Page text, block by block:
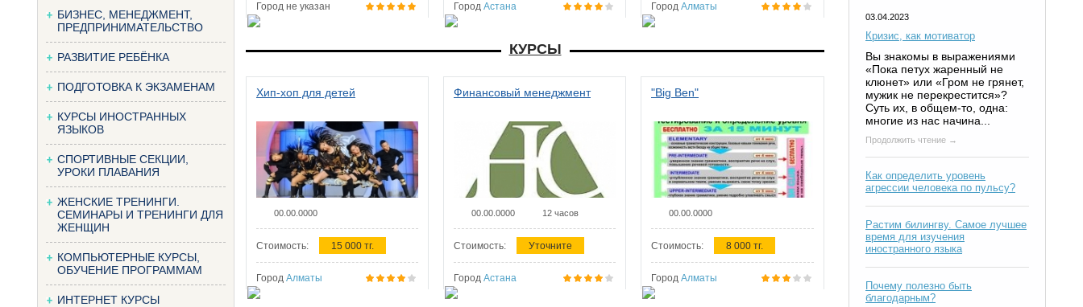
БИЗНЕС, МЕНЕДЖМЕНТ,
ПРЕДПРИНИМАТЕЛЬСТВО
РАЗВИТИЕ РЕБЁНКА
ПОДГОТОВКА К ЭКЗАМЕНАМ
КУРСЫ ИНОСТРАННЫХ
ЯЗЫКОВ
СПОРТИВНЫЕ СЕКЦИИ,
УРОКИ ПЛАВАНИЯ
ЖЕНСКИЕ ТРЕНИНГИ.
СЕМИНАРЫ И ТРЕНИНГИ ДЛЯ
ЖЕНЩИН
КОМПЬЮТЕРНЫЕ КУРСЫ,
ОБУЧЕНИЕ ПРОГРАММАМ
ИНТЕРНЕТ КУРСЫ
Город не указан Город Астана Город Алматы
КУРСЫ
Хип-хоп для детей
00.00.0000
Стоимость: 15 000 тг.
Город Алматы
Финансовый менеджмент
00.00.0000 12 часов
Стоимость: Уточните
Город Астана
"Big Ben"
00.00.0000
Стоимость: 8 000 тг.
Город Алматы
03.04.2023
Кризис, как мотиватор
Вы знакомы в выражениями
«Пока петух жаренный не
клюнет» или «Гром не грянет,
мужик не перекрестится»?
Суть их, в общем-то, одна:
многие из нас начина...
Продолжить чтение →
Как определить уровень
агрессии человека по пульсу?
Растим билингву. Самое лучшее
время для изучения
иностранного языка
Почему полезно быть
благодарным?